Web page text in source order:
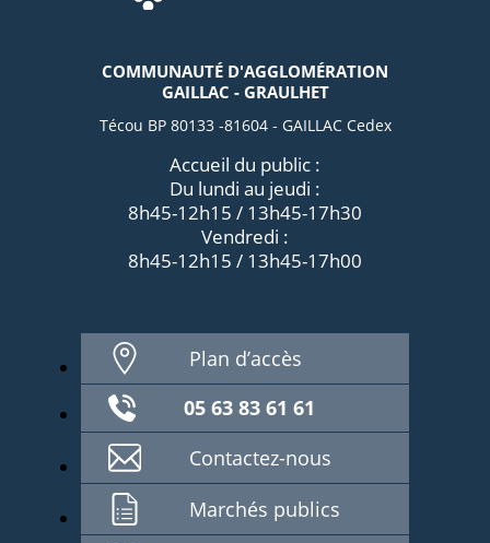
COMMUNAUTÉ D'AGGLOMÉRATION
GAILLAC - GRAULHET
Técou BP 80133 -81604 - GAILLAC Cedex
Accueil du public :
Du lundi au jeudi :
8h45-12h15 / 13h45-17h30
Vendredi :
8h45-12h15 / 13h45-17h00
Plan d’accès
05 63 83 61 61
Contactez-nous
Marchés publics